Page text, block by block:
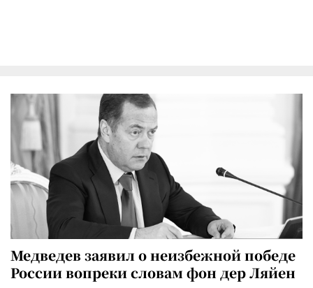
Медведев заявил о неизбежной победе
России вопреки словам фон дер Ляйен